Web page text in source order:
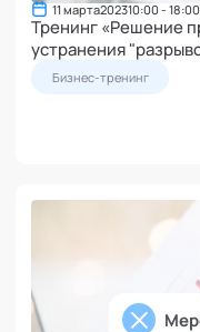
11 марта202310:00 - 18:00
Тренинг «Решение
устранения
Бизнес-тренинг